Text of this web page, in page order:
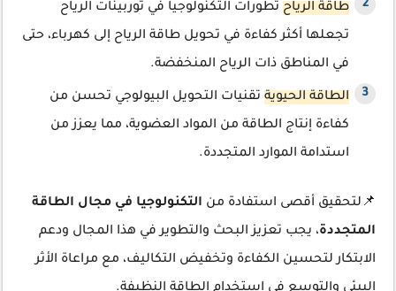
طاقة الرياح تطورات التكنولوجيا في توربينات الرياح
تجعلها أكثر كفاءة في تحويل طاقة الرياح إلى كهرباء، حتى
في المناطق ذات الرياح المنخفضة.
الطاقة الحيوية تقنيات التحويل البيولوجي تحسن من
كفاءة إنتاج الطاقة من المواد العضوية، مما يعزز من
استدامة الموارد المتجددة.
📌لتحقيق أقصى استفادة من التكنولوجيا في مجال الطاقة
المتجددة، يجب تعزيز البحث والتطوير في هذا المجال ودعم
الابتكار لتحسين الكفاءة وتخفيض التكاليف، مع مراعاة الأثر